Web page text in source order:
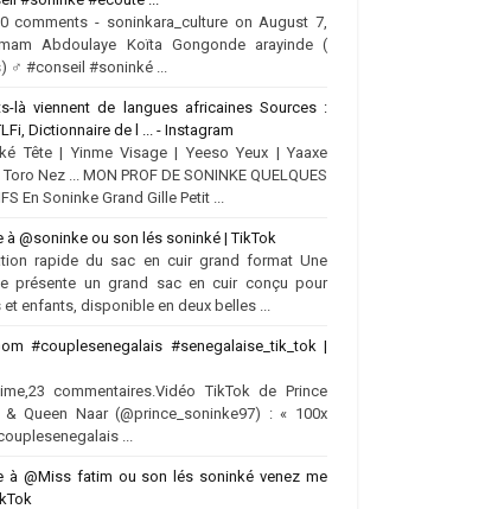
comments - soninkara_culture on August 7,
Abdoulaye Koïta Gongonde arayinde (
‍♂️ #conseil #soninké ...
là viennent de langues africaines Sources :
Dictionnaire de l ... - Instagram
Tête | Yinme Visage | Yeeso Yeux | Yaaxe
Nez ... MON PROF DE SONINKE QUELQUES
En Soninke Grand Gille Petit ...
à @soninke ou son lés soninké | TikTok
rapide du sac en cuir grand format Une
présente un grand sac en cuir conçu pour
enfants, disponible en deux belles ...
#couplesenegalais #senegalaise_tik_tok |
commentaires.Vidéo TikTok de Prince
& Queen Naar (@prince_soninke97) : « 100x
...
à @Miss fatim ou son lés soninké venez me